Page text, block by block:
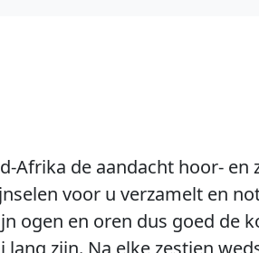
Afrika de aandacht hoor-
voor u verzamelt en
ogen en oren dus goed de
zijn. Na elke zestien